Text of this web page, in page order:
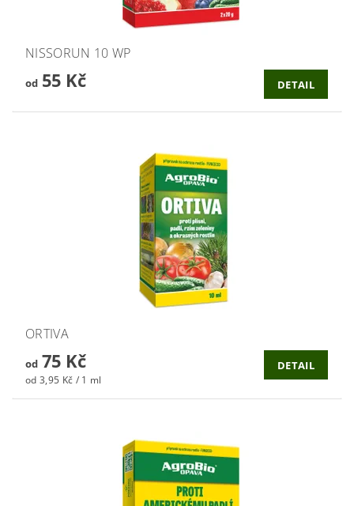
NISSORUN 10 WP
od55 Kč DETAIL
ORTIVA
od75 Kč
od 3,95 Kč / 1 ml
DETAIL